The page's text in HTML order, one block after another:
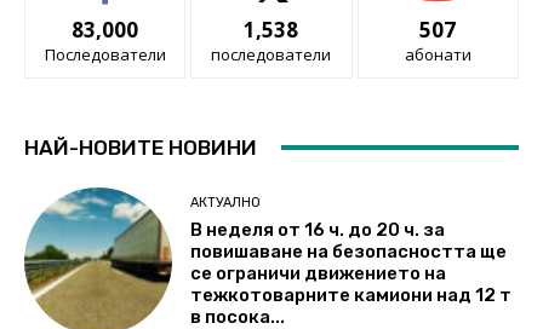
83,000
Последователи
1,538
последователи
507
абонати
НАЙ-НОВИТЕ НОВИНИ
АКТУАЛНО
В неделя от 16 ч. до 20 ч. за
повишаване на безопасността ще
се ограничи движението на
тежкотоварните камиони над 12 т
в посока...